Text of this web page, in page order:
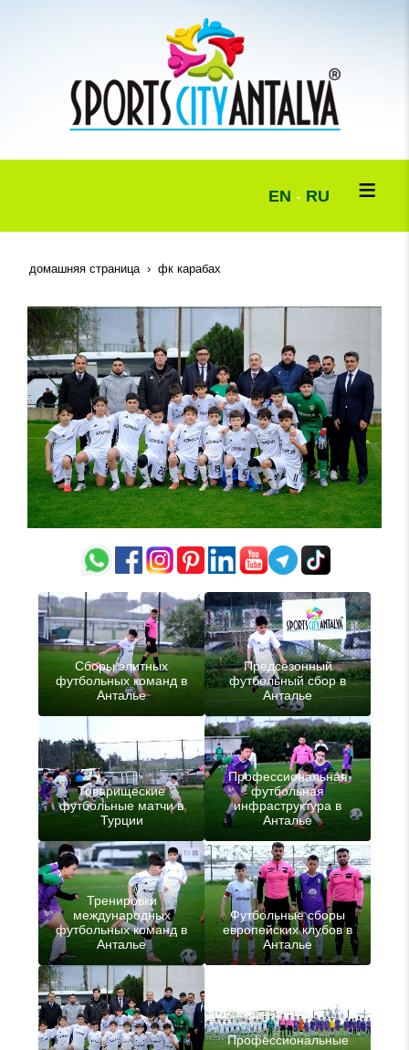
EN - RU
домашняя страница фк карабах
Сборы элитных
футбольных команд в
Анталье
Предсезонный
футбольный сбор в
Анталье
Товарищеские
футбольные матчи в
Турции
Профессиональная
футбольная
инфраструктура в
Анталье
Тренировки
международных
футбольных команд в
Анталье
Футбольные сборы
европейских клубов в
Анталье
Профессиональные